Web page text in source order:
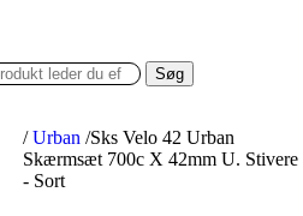
Søg
/ Urban /Sks Velo 42 Urban
Skærmsæt 700c X 42mm U. Stivere
- Sort